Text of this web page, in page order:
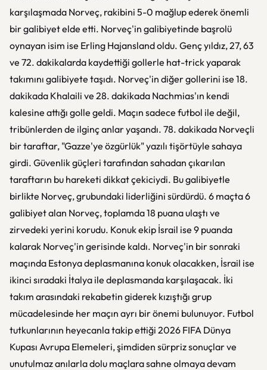
karşılaşmada Norveç, rakibini 5-0 mağlup ederek önemli
bir galibiyet elde etti. Norveç'in galibiyetinde başrolü
oynayan isim ise Erling Hajansland oldu. Genç yıldız, 27, 63
ve 72. dakikalarda kaydettiği gollerle hat-trick yaparak
takımını galibiyete taşıdı. Norveç'in diğer gollerini ise 18.
dakikada Khalaili ve 28. dakikada Nachmias'ın kendi
kalesine attığı golle geldi. Maçın sadece futbol ile değil,
tribünlerden de ilginç anlar yaşandı. 78. dakikada Norveçli
bir taraftar, "Gazze'ye özgürlük" yazılı tişörtüyle sahaya
girdi. Güvenlik güçleri tarafından sahadan çıkarılan
taraftarın bu hareketi dikkat çekiciydi. Bu galibiyetle
birlikte Norveç, grubundaki liderliğini sürdürdü. 6 maçta 6
galibiyet alan Norveç, toplamda 18 puana ulaştı ve
zirvedeki yerini korudu. Konuk ekip İsrail ise 9 puanda
kalarak Norveç'in gerisinde kaldı. Norveç'in bir sonraki
maçında Estonya deplasmanına konuk olacakken, İsrail ise
ikinci sıradaki İtalya ile deplasmanda karşılaşacak. İki
takım arasındaki rekabetin giderek kızıştığı grup
mücadelesinde her maçın ayrı bir önemi bulunuyor. Futbol
tutkunlarının heyecanla takip ettiği 2026 FIFA Dünya
Kupası Avrupa Elemeleri, şimdiden sürpriz sonuçlar ve
unutulmaz anılarla dolu maçlara sahne olmaya devam